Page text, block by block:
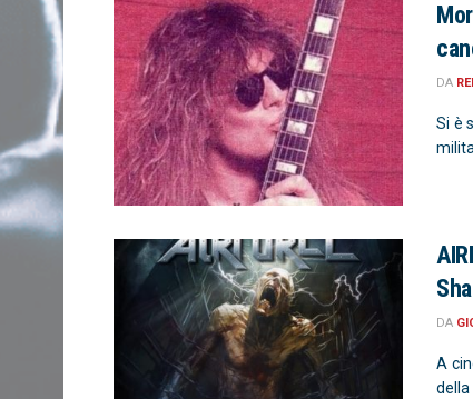
DA
Si è
DA
A
della